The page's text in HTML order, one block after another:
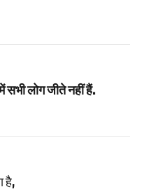
सभी लोग जीते नहीं हैं.
है,